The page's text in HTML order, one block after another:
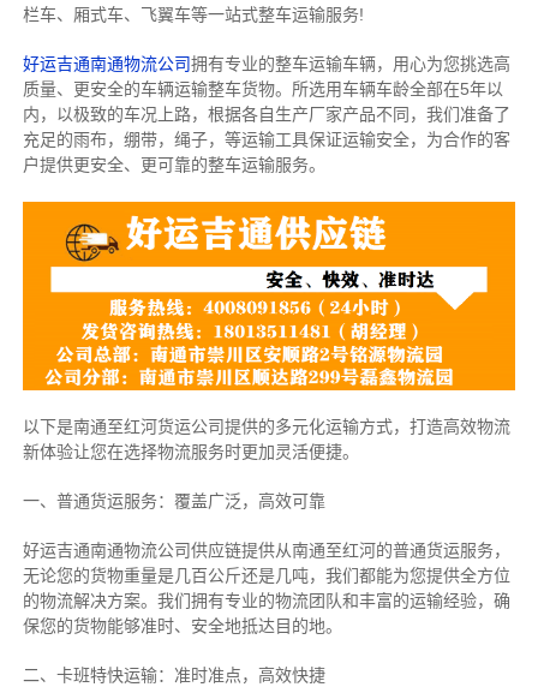
栏车、厢式车、飞翼车等一站式整车运输服务!
好运吉通南通物流公司拥有专业的整车运输车辆，用心为您挑选高
质量、更安全的车辆运输整车货物。所选用车辆车龄全部在5年以
内，以极致的车况上路，根据各自生产厂家产品不同，我们准备了
充足的雨布，绷带，绳子，等运输工具保证运输安全，为合作的客
户提供更安全、更可靠的整车运输服务。
以下是南通至红河货运公司提供的多元化运输方式，打造高效物流
新体验让您在选择物流服务时更加灵活便捷。
一、普通货运服务：覆盖广泛，高效可靠
好运吉通南通物流公司供应链提供从南通至红河的普通货运服务，
无论您的货物重量是几百公斤还是几吨，我们都能为您提供全方位
的物流解决方案。我们拥有专业的物流团队和丰富的运输经验，确
保您的货物能够准时、安全地抵达目的地。
二、卡班特快运输：准时准点，高效快捷